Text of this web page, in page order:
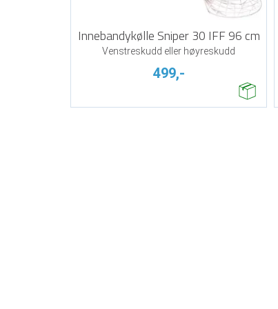
Innebandykølle Sniper 30 IFF 96 cm
Venstreskudd eller høyreskudd
499,-